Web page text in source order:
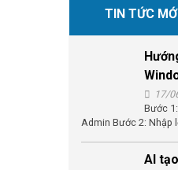
TIN TỨC
17/
Bước
Admin Bước 2: Nhập
AI